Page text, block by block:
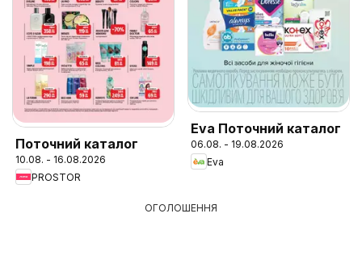
Поточний каталог
10.08. - 16.08.2026
PROSTOR
Eva Поточний каталог
06.08. - 19.08.2026
Eva
ОГОЛОШЕННЯ